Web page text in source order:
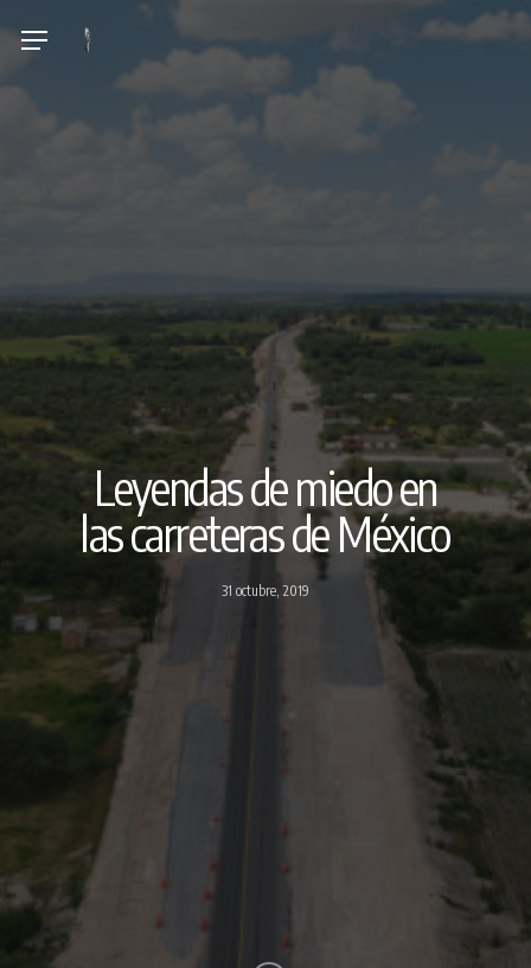
main
content
Menu
Leyendas de miedo en
las carreteras de México
31 octubre, 2019